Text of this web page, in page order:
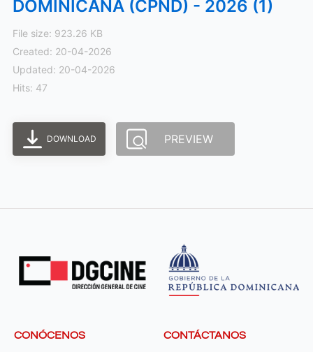
DOMINICANA (CPND) - 2026 (1)
File size: 923.26 KB
Created: 20-04-2026
Updated: 20-04-2026
Hits: 47
DOWNLOAD PREVIEW
CONÓCENOS CONTÁCTANOS